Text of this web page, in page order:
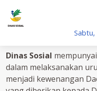
Sabtu,
DINAS SOSIAL -
Dinas Sosial
dalam melaksanakan
menjadi kewenangan